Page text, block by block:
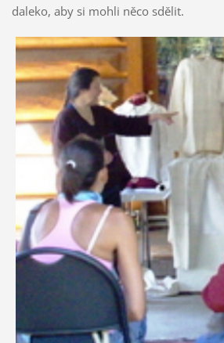
daleko, aby si mohli něco sdělit.